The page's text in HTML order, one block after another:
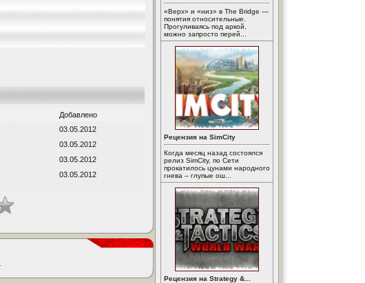
Добавлено
03.05.2012
03.05.2012
03.05.2012
03.05.2012
«Верх» и «низ» в The Bridge —
понятия относительные.
Прогуливаясь под аркой,
можно запросто перей...
Рецензия на SimCity
Когда месяц назад состоялся
релиз SimCity, по Сети
прокатилось цунами народного
гнева – глупые ош...
Рецензия на Strategy &...